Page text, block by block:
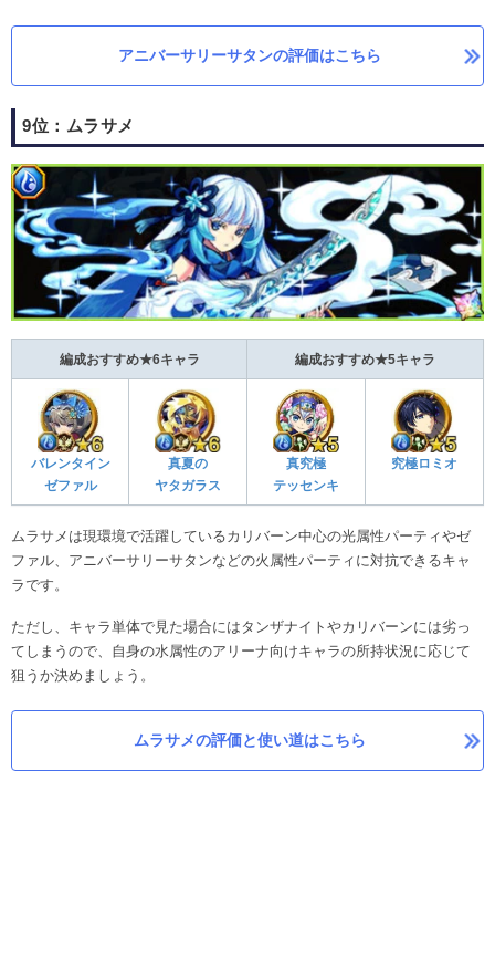
アニバーサリーサタンの評価はこちら
9位：ムラサメ
編成おすすめ★6キャラ 編成おすすめ★5キャラ
バレンタイン
ゼファル
真夏の
ヤタガラス
真究極
テッセンキ
究極ロミオ
ムラサメは現環境で活躍しているカリバーン中心の光属性パーティやゼ
ファル、アニバーサリーサタンなどの火属性パーティに対抗できるキャ
ラです。
ただし、キャラ単体で見た場合にはタンザナイトやカリバーンには劣っ
てしまうので、自身の水属性のアリーナ向けキャラの所持状況に応じて
狙うか決めましょう。
ムラサメの評価と使い道はこちら